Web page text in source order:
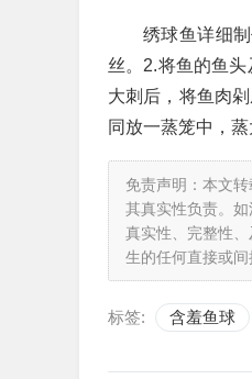
绣球鱼详细
丝。2.将鱼的鱼
大刺后，将鱼肉
同放一蒸笼中，
免责声明：本文
其真实性负责。
真实性、完整性
生的任何直接或间
标签: 含羞鱼球